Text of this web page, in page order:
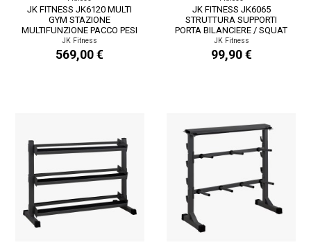
JK FITNESS JK6120 MULTI
GYM STAZIONE
MULTIFUNZIONE PACCO PESI
67 KG LINEA HOME
JK Fitness
569,00 €
JK FITNESS JK6065
STRUTTURA SUPPORTI
PORTA BILANCIERE / SQUAT
STAND LINEA HOME
JK Fitness
99,90 €